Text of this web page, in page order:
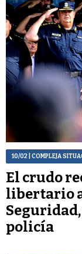
10/02 | COMPLEJA
El crudo
libertario
policía